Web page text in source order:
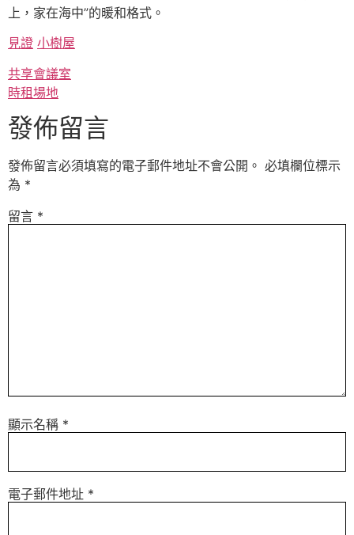
上，家在海中”的暖和格式。
見證 小樹屋
共享會議室
時租場地
發佈留言
發佈留言必須填寫的電子郵件地址不會公開。 必填欄位標示
為 *
留言 *
顯示名稱 *
電子郵件地址 *